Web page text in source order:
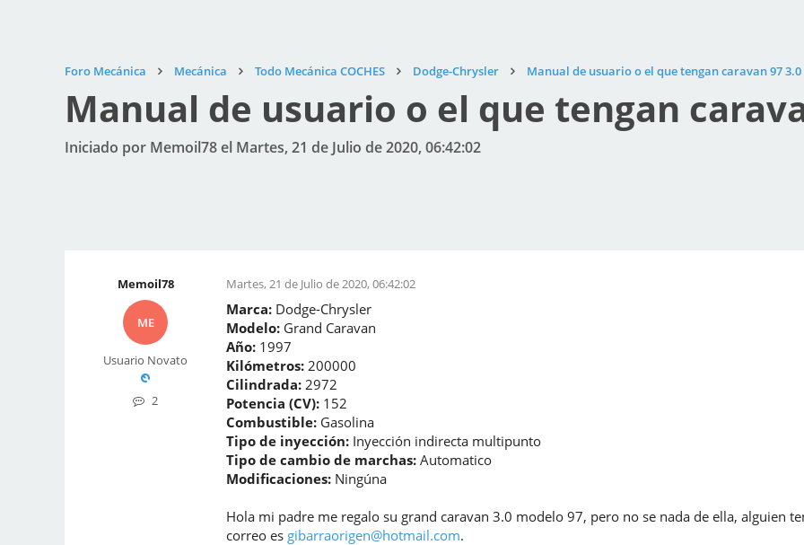
Foro Mecánica Mecánica Todo Mecánica COCHES Dodge-Chrysler Manual de usuario o el que tengan caravan 97 3.0
Manual de usuario o el que tengan
Iniciado por Memoil78 el Martes, 21 de Julio de 2020, 06:42:02
Memoil78
ME
Usuario Novato
2
Martes, 21 de Julio de 2020, 06:42:02
Marca: Dodge-Chrysler
Modelo: Grand Caravan
Año: 1997
Kilómetros: 200000
Cilindrada: 2972
Potencia (CV): 152
Combustible: Gasolina
Tipo de inyección: Inyección indirecta multipunto
Tipo de cambio de marchas: Automatico
Modificaciones: Ningúna
Hola mi padre me regalo su grand caravan 3.0 modelo 97, pero no se nada de ella, alguien
correo es gibarraorigen@hotmail.com.